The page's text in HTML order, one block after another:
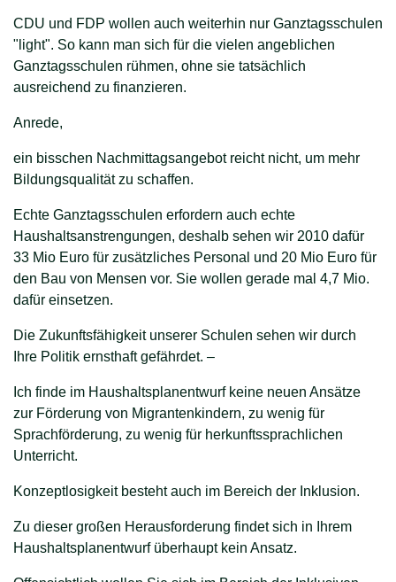
CDU und FDP wollen auch weiterhin nur Ganztagsschulen
"light". So kann man sich für die vielen angeblichen
Ganztagsschulen rühmen, ohne sie tatsächlich
ausreichend zu finanzieren.
Anrede,
ein bisschen Nachmittagsangebot reicht nicht, um mehr
Bildungsqualität zu schaffen.
Echte Ganztagsschulen erfordern auch echte
Haushaltsanstrengungen, deshalb sehen wir 2010 dafür
33 Mio Euro für zusätzliches Personal und 20 Mio Euro für
den Bau von Mensen vor. Sie wollen gerade mal 4,7 Mio.
dafür einsetzen.
Die Zukunftsfähigkeit unserer Schulen sehen wir durch
Ihre Politik ernsthaft gefährdet. –
Ich finde im Haushaltsplanentwurf keine neuen Ansätze
zur Förderung von Migrantenkindern, zu wenig für
Sprachförderung, zu wenig für herkunftssprachlichen
Unterricht.
Konzeptlosigkeit besteht auch im Bereich der Inklusion.
Zu dieser großen Herausforderung findet sich in Ihrem
Haushaltsplanentwurf überhaupt kein Ansatz.